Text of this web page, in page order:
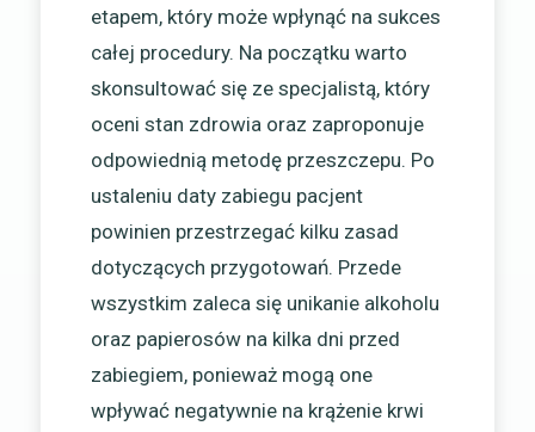
etapem, który może wpłynąć na sukces
całej procedury. Na początku warto
skonsultować się ze specjalistą, który
oceni stan zdrowia oraz zaproponuje
odpowiednią metodę przeszczepu. Po
ustaleniu daty zabiegu pacjent
powinien przestrzegać kilku zasad
dotyczących przygotowań. Przede
wszystkim zaleca się unikanie alkoholu
oraz papierosów na kilka dni przed
zabiegiem, ponieważ mogą one
wpływać negatywnie na krążenie krwi